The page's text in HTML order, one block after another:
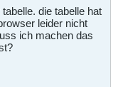
die tabelle hat
leider nicht
ich machen das